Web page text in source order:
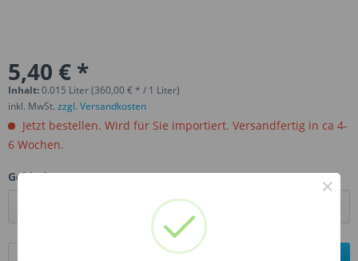
5,40 € *
Inhalt:0.015 Liter (360,00 € * / 1 Liter)
inkl. MwSt. zzgl. Versandkosten
Jetzt bestellen. Wird für Sie importiert. Versandfertig in ca 4-
6 Wochen.
Gebinde: ×